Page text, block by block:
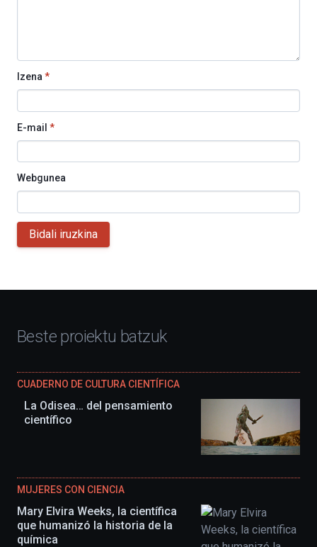
Izena*
E-mail *
Webgunea
Bidali iruzkina
Beste proiektu batzuk
CUADERNO DE CULTURA CIENTÍFICA
La Odisea… del pensamiento
científico
MUJERES CON CIENCIA
Mary Elvira Weeks, la científica
que humanizó la historia de la
química